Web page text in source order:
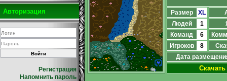
Авторизация
Регистрация
Напомнить пароль
Размер XL
Людей
1
Команд
6
Игроков
8
Дата
Скачать